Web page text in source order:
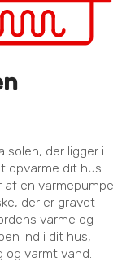
solen, der ligger i
opvarme dit hus
af en varmepumpe
der er gravet
varme og
ind i dit hus,
og varmt vand.